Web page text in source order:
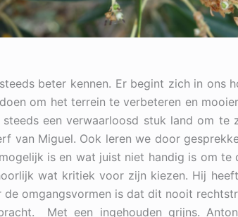
beter kennen. Er begint zich in ons
om het terrein te verbeteren en
een verwaarloosd stuk land om te
van Miguel. Ook leren we door
is en wat juist niet handig is om te
wat kritiek voor zijn kiezen. Hij
de omgangsvormen is dat dit nooit
Met een ingehouden grijns.